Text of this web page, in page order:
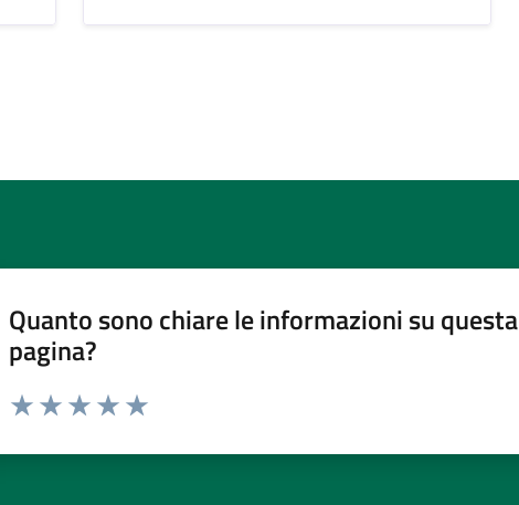
Quanto sono chiare le informazioni su questa
pagina?
Valuta da 1 a 5 stelle la pagina